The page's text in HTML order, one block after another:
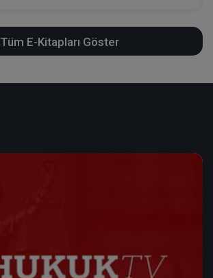
Tüm E-Kitapları Göster